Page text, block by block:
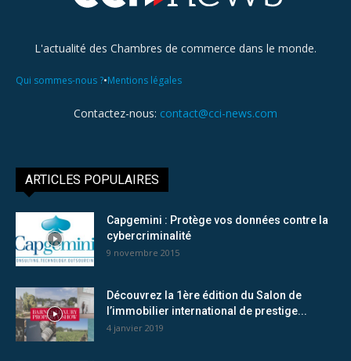
L'actualité des Chambres de commerce dans le monde.
Qui sommes-nous ?•Mentions légales
Contactez-nous: contact@cci-news.com
ARTICLES POPULAIRES
Capgemini : Protège vos données contre la
cybercriminalité
9 novembre 2015
Découvrez la 1ère édition du Salon de
l’immobilier international de prestige...
4 janvier 2019